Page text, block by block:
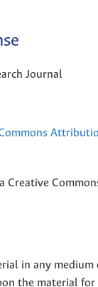
Journal
Creative
in any
the material for